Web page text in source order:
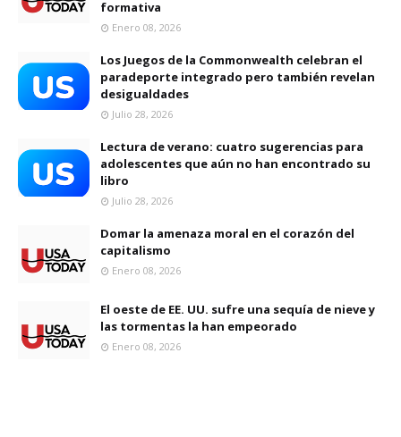
formativa
Enero 08, 2026
Los Juegos de la Commonwealth celebran el
paradeporte integrado pero también revelan
desigualdades
Julio 28, 2026
Lectura de verano: cuatro sugerencias para
adolescentes que aún no han encontrado su
libro
Julio 28, 2026
Domar la amenaza moral en el corazón del
capitalismo
Enero 08, 2026
El oeste de EE. UU. sufre una sequía de nieve y
las tormentas la han empeorado
Enero 08, 2026